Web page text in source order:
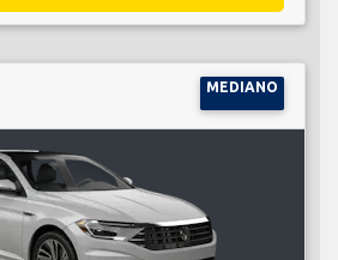
MEDIANO